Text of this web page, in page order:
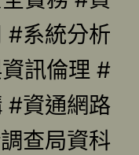
#系統分析
訊倫理 #
#資通網路
查局資科